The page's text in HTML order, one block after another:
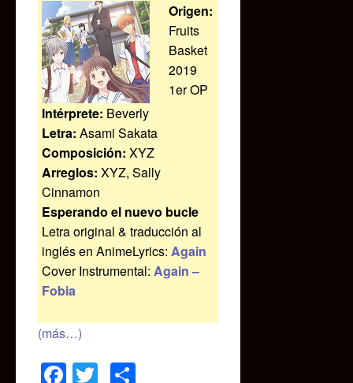
Origen:
Fruits
Basket
2019
1er OP
Intérprete: Beverly
Letra: Asami Sakata
Composición: XYZ
Arreglos: XYZ, Sally
Cinnamon
Esperando el nuevo bucle
Letra original & traducción al
inglés en AnimeLyrics: Again
Cover Instrumental: Again –
Fobia
(más…)
Facebook
Twitter